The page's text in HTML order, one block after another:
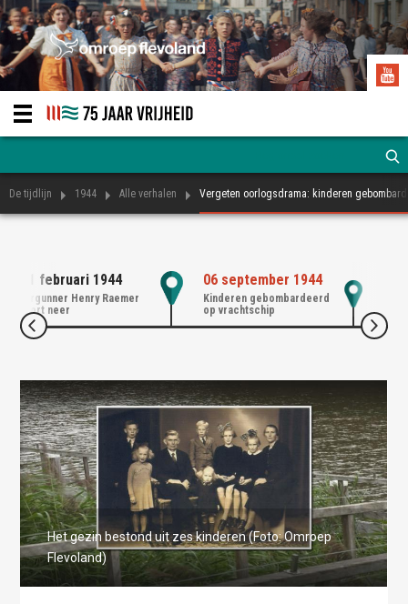
De tijdlijn 1944 Alle verhalen Vergeten oorlogsdrama: kinderen
21 februari 1944
Airgunner Henry Raemer
stort neer
06 september 1944
Kinderen gebombardeerd
op vrachtschip
Het gezin bestond uit zes kinderen (Foto: Omroep
Flevoland)